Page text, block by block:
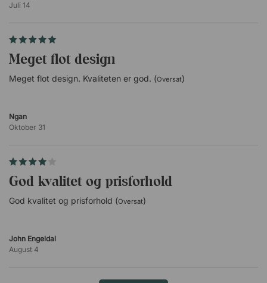
Juli 14
Meget flot design
Meget flot design. Kvaliteten er god. (Oversat)
Ngan
Oktober 31
God kvalitet og prisforhold
God kvalitet og prisforhold (Oversat)
John Engeldal
August 4